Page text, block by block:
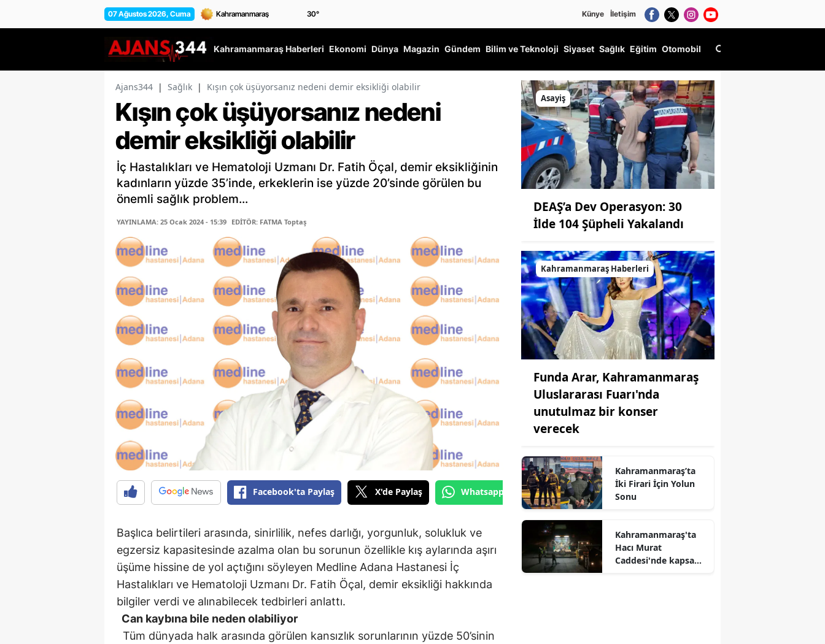
07 Ağustos 2026, Cuma 30° Künye İletişim
Kahramanmaraş Haberleri Ekonomi Dünya Magazin Gündem Bilim ve Teknoloji Siyaset Sağlık Eğitim Otomobil
Ajans344 | Sağlık | Kışın çok üşüyorsanız nedeni demir eksikliği olabilir
Kışın çok üşüyorsanız nedeni
demir eksikliği olabilir
İç Hastalıkları ve Hematoloji Uzmanı Dr. Fatih Öçal, demir eksikliğinin
kadınların yüzde 35’inde, erkeklerin ise yüzde 20’sinde görülen bu
önemli sağlık problem...
YAYINLAMA: 25 Ocak 2024 - 15:39 EDİTÖR: FATMA Toptaş
Facebook'ta Paylaş X'de Paylaş Whatsapp'tan Gönder
Başlıca belirtileri arasında, sinirlilik, nefes darlığı, yorgunluk, solukluk ve
egzersiz kapasitesinde azalma olan bu sorunun özellikle kış aylarında aşırı
üşüme hissine de yol açtığını söyleyen Medline Adana Hastanesi İç
Hastalıkları ve Hematoloji Uzmanı Dr. Fatih Öçal, demir eksikliği hakkında
bilgiler verdi ve alınabilecek tedbirleri anlattı.
Can kaybına bile neden olabiliyor
Tüm dünyada halk arasında görülen kansızlık sorunlarının yüzde 50’sinin
Asayiş
DEAŞ’a Dev Operasyon: 30
İlde 104 Şüpheli Yakalandı
Kahramanmaraş Haberleri
Funda Arar, Kahramanmaraş
Uluslararası Fuarı'nda
unutulmaz bir konser
verecek
Kahramanmaraş’ta
İki Firari İçin Yolun
Sonu
Kahramanmaraş'ta
Hacı Murat
Caddesi'nde kapsamlı